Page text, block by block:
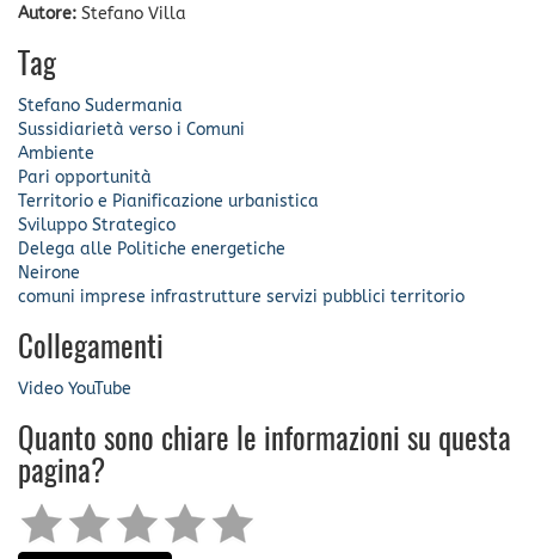
Autore: Stefano Villa
Tag
Stefano Sudermania
Sussidiarietà verso i Comuni
Ambiente
Pari opportunità
Territorio e Pianificazione urbanistica
Sviluppo Strategico
Delega alle Politiche energetiche
Neirone
comuni imprese infrastrutture servizi pubblici territorio
Collegamenti
Video YouTube
Quanto sono chiare le informazioni su questa
pagina?